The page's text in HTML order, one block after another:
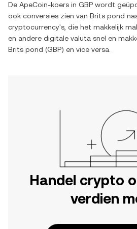
De ApeCoin-koers in GBP wordt
ook conversies zien van Brits pond
cryptocurrency's, die het makkelijk
en andere digitale valuta snel en
Brits pond (GBP) en vice versa.
Handel crypto
verdien